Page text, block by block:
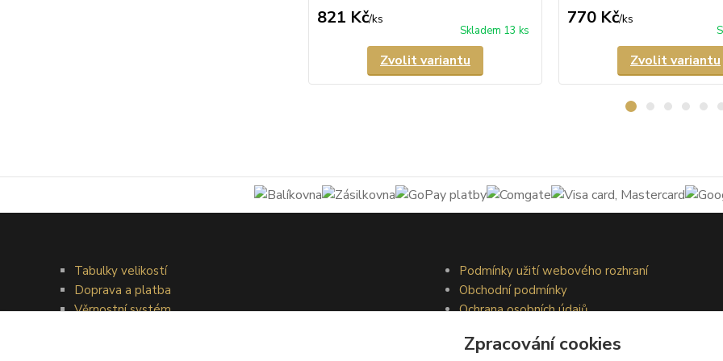
821 Kč/ks
Skladem 13 ks
Zvolit variantu
770 Kč/ks
Zvolit variantu
Tabulky velikostí
Doprava a platba
Věrnostní systém
Podmínky užití webového rozhraní
Obchodní podmínky
Ochrana osobních údajů
Zpracování cookies